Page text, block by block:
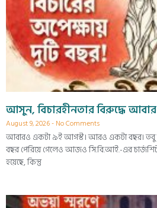
আসুন, বিচারহীনতার বিরুদ্ধে
August 9, 2026 No Comments
আবারও একটা ৯ই আগস্ট। আরও একটা বছর। তবু
বছর পেরিয়ে গেলেও আজও সি.বি.আই.-এর
হয়েছে, কিন্তু